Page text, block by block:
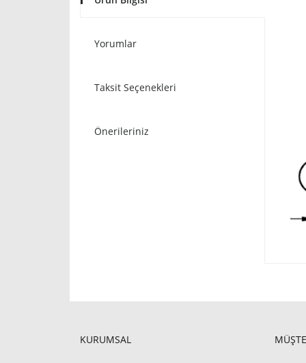
Yorumlar
Taksit Seçenekleri
Önerileriniz
KURUMSAL